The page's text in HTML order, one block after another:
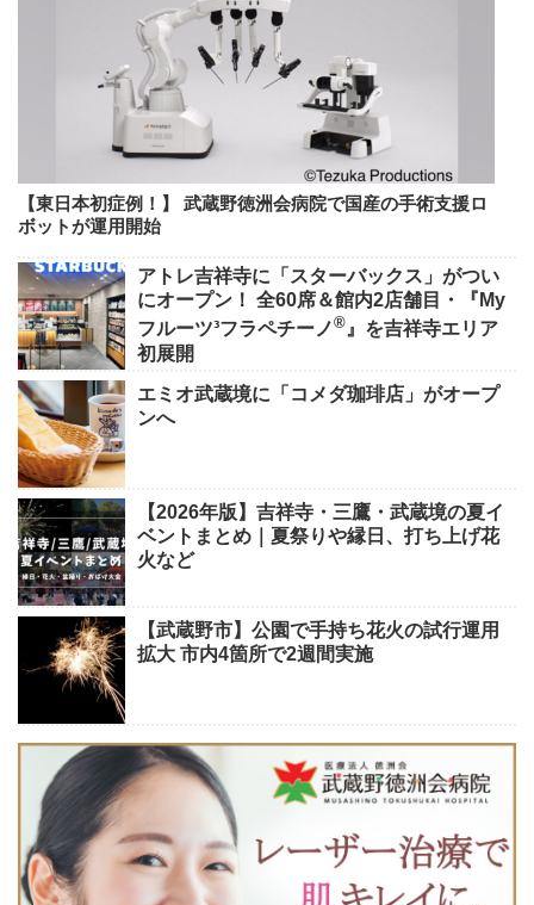
【東日本初症例！】 武蔵野徳洲会病院で国産の手術支援ロ
ボットが運用開始
アトレ吉祥寺に「スターバックス」がつい
にオープン！ 全60席＆館内2店舗目・『My
フルーツ³フラペチーノ®』を吉祥寺エリア
初展開
エミオ武蔵境に「コメダ珈琲店」がオープ
ンへ
【2026年版】吉祥寺・三鷹・武蔵境の夏イ
ベントまとめ｜夏祭りや縁日、打ち上げ花
火など
【武蔵野市】公園で手持ち花火の試行運用
拡大 市内4箇所で2週間実施